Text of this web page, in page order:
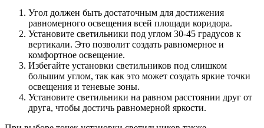
Угол должен быть достаточным для достижения
равномерного освещения всей площади коридора.
Установите светильники под углом 30-45 градусов к
вертикали. Это позволит создать равномерное и
комфортное освещение.
Избегайте установки светильников под слишком
большим углом, так как это может создать яркие точки
освещения и теневые зоны.
Установите светильники на равном расстоянии друг от
друга, чтобы достичь равномерной яркости.